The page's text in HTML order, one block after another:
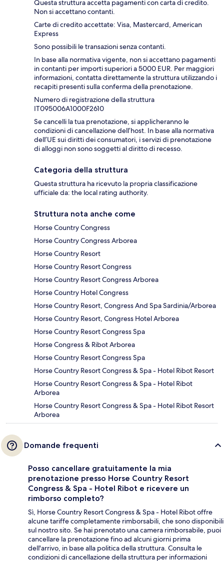
Questa struttura accetta pagamenti con carta di credito.
Non si accettano contanti.
Carte di credito accettate: Visa, Mastercard, American
Express
Sono possibili le transazioni senza contanti.
In base alla normativa vigente, non si accettano pagamenti
in contanti per importi superiori a 5000 EUR. Per maggiori
informazioni, contatta direttamente la struttura utilizzando i
recapiti presenti sulla conferma della prenotazione.
Numero di registrazione della struttura
IT095006A1000F2610
Se cancelli la tua prenotazione, si applicheranno le
condizioni di cancellazione dell’host. In base alla normativa
dell’UE sui diritti dei consumatori, i servizi di prenotazione
di alloggi non sono soggetti al diritto di recesso.
Categoria della struttura
Questa struttura ha ricevuto la propria classificazione
ufficiale da: the local rating authority.
Struttura nota anche come
Horse Country Congress
Horse Country Congress Arborea
Horse Country Resort
Horse Country Resort Congress
Horse Country Resort Congress Arborea
Horse Country Hotel Congress
Horse Country Resort, Congress And Spa Sardinia/Arborea
Horse Country Resort, Congress Hotel Arborea
Horse Country Resort Congress Spa
Horse Congress & Ribot Arborea
Horse Country Resort Congress Spa
Horse Country Resort Congress & Spa - Hotel Ribot Resort
Horse Country Resort Congress & Spa - Hotel Ribot
Arborea
Horse Country Resort Congress & Spa - Hotel Ribot Resort
Arborea
Domande frequenti
Posso cancellare gratuitamente la mia
prenotazione presso Horse Country Resort
Congress & Spa - Hotel Ribot e ricevere un
rimborso completo?
Sì, Horse Country Resort Congress & Spa - Hotel Ribot offre
alcune tariffe completamente rimborsabili, che sono disponibili
sul nostro sito. Se hai prenotato una camera rimborsabile, puoi
cancellare la prenotazione fino ad alcuni giorni prima
dell'arrivo, in base alla politica della struttura. Consulta le
condizioni di cancellazione della struttura per informazioni